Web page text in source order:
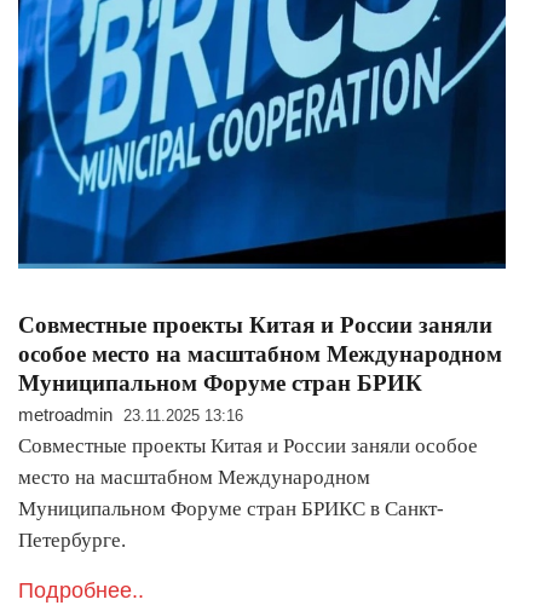
Совместные проекты Китая и России заняли
особое место на масштабном Международном
Муниципальном Форуме стран БРИК
metroadmin 23.11.2025 13:16
Совместные проекты Китая и России заняли особое
место на масштабном Международном
Муниципальном Форуме стран БРИКС в Санкт-
Петербурге.
Подробнее..